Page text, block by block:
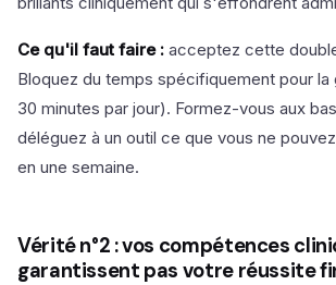
Ce qu'il faut faire : acceptez cette
Bloquez du temps spécifiquement pour la
30 minutes par jour). Formez-vous aux
déléguez à un outil ce que vous ne
en une semaine.
Vérité n°2 : vos compétences
garantissent pas votre réussite